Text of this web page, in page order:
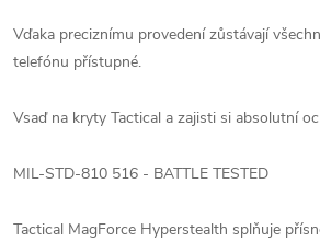
Vďaka preciznímu provedení zůstávají
telefónu přístupné.
Vsaď na kryty Tactical a zajisti si absolutní
MIL-STD-810 516 - BATTLE TESTED
Tactical MagForce Hyperstealth splňuje